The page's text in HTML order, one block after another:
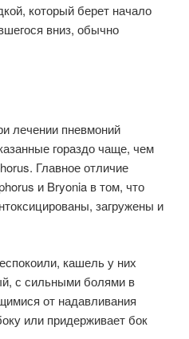
который берет начало
вниз, обычно
лечении пневмоний
гораздо чаще, чем
Главное отличие
и Bryonia в том, что
загружены и
ка­шель у них
с сильными болями в
от надавливания
или при­держивает бок